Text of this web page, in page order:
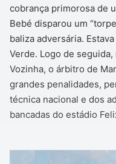
cobrança primorosa de
Bebé disparou um
baliza adversária.
Verde. Logo de
Vozinha, o árbitro de
grandes penalidades,
técnica nacional e dos
bancadas do estádio